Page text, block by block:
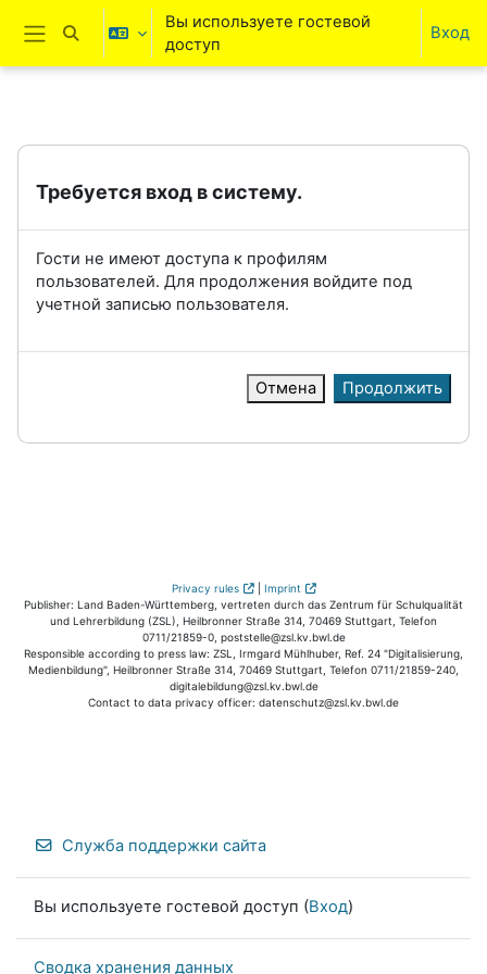
Перейти к основному содержанию
Боковая панель
Изменить данные поисковой строки
Вы используете гостевой
доступ
Вход
Требуется вход в систему.
Гости не имеют доступа к профилям
пользователей. Для продолжения войдите под
учетной записью пользователя.
Отмена Продолжить
Privacy rules | Imprint
Publisher: Land Baden-Württemberg, vertreten durch das Zentrum für Schulqualität
und Lehrerbildung (ZSL), Heilbronner Straße 314, 70469 Stuttgart, Telefon
0711/21859-0, poststelle@zsl.kv.bwl.de
Responsible according to press law: ZSL, Irmgard Mühlhuber, Ref. 24 "Digitalisierung,
Medienbildung", Heilbronner Straße 314, 70469 Stuttgart, Telefon 0711/21859-240,
digitalebildung@zsl.kv.bwl.de
Contact to data privacy officer: datenschutz@zsl.kv.bwl.de
Служба поддержки сайта
Вы используете гостевой доступ (Вход)
Сводка хранения данных